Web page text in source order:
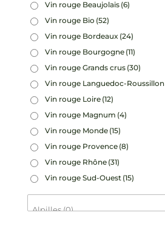
Vin rouge Beaujolais (6)
Vin rouge Bio (52)
Vin rouge Bordeaux (24)
Vin rouge Bourgogne (11)
Vin rouge Grands crus (30)
Vin rouge Languedoc-Roussillon
Vin rouge Loire (12)
Vin rouge Magnum (4)
Vin rouge Monde (15)
Vin rouge Provence (8)
Vin rouge Rhône (31)
Vin rouge Sud-Ouest (15)